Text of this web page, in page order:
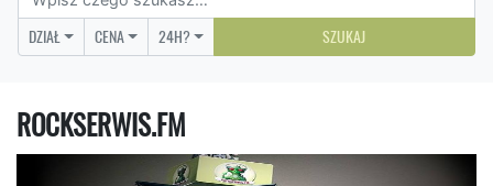
DZIAŁ CENA 24H? SZUKAJ
ROCKSERWIS.FM